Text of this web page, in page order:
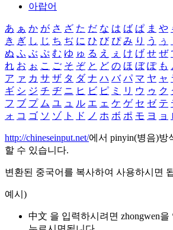
아랍어
あ ぁ か が さ ざ た だ な は ば ぱ ま や
き ぎ し じ ち ぢ に ひ び ぴ み り う ぅ
ぬ ふ ぶ ぷ む ゆ ゅ る え ぇ け げ せ ぜ
れ お ぉ こ ご そ ぞ と ど の ほ ぼ ぽ も
ア ァ カ サ ザ タ ダ ナ ハ バ パ マ ヤ ャ
ギ シ ジ チ ヂ ニ ヒ ビ ピ ミ リ ウ ゥ ク
フ ブ プ ム ユ ュ ル エ ェ ケ ゲ セ ゼ テ
ォ コ ゴ ソ ゾ ト ド ノ ホ ボ ポ モ ヨ ョ
http://chineseinput.net/에서 pinyin(병음)방
할 수 있습니다.
변환된 중국어를 복사하여 사용하시면
예시)
中文 을 입력하시려면 zhongwen을